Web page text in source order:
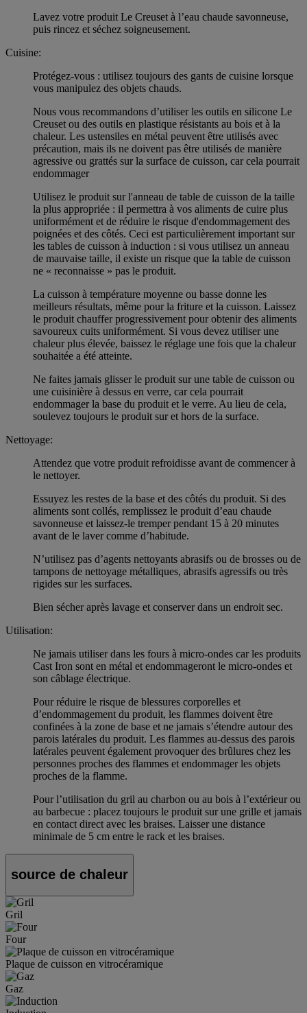
Lavez votre produit Le Creuset à l’eau chaude savonneuse,
puis rincez et séchez soigneusement.
Cuisine:
Protégez-vous : utilisez toujours des gants de cuisine lorsque
vous manipulez des objets chauds.
Nous vous recommandons d’utiliser les outils en silicone Le
Creuset ou des outils en plastique résistants au bois et à la
chaleur. Les ustensiles en métal peuvent être utilisés avec
précaution, mais ils ne doivent pas être utilisés de manière
agressive ou grattés sur la surface de cuisson, car cela pourrait
endommager
Utilisez le produit sur l'anneau de table de cuisson de la taille
la plus appropriée : il permettra à vos aliments de cuire plus
uniformément et de réduire le risque d'endommagement des
poignées et des côtés. Ceci est particulièrement important sur
les tables de cuisson à induction : si vous utilisez un anneau
de mauvaise taille, il existe un risque que la table de cuisson
ne « reconnaisse » pas le produit.
La cuisson à température moyenne ou basse donne les
meilleurs résultats, même pour la friture et la cuisson. Laissez
le produit chauffer progressivement pour obtenir des aliments
savoureux cuits uniformément. Si vous devez utiliser une
chaleur plus élevée, baissez le réglage une fois que la chaleur
souhaitée a été atteinte.
Ne faites jamais glisser le produit sur une table de cuisson ou
une cuisinière à dessus en verre, car cela pourrait
endommager la base du produit et le verre. Au lieu de cela,
soulevez toujours le produit sur et hors de la surface.
Nettoyage:
Attendez que votre produit refroidisse avant de commencer à
le nettoyer.
Essuyez les restes de la base et des côtés du produit. Si des
aliments sont collés, remplissez le produit d’eau chaude
savonneuse et laissez-le tremper pendant 15 à 20 minutes
avant de le laver comme d’habitude.
N’utilisez pas d’agents nettoyants abrasifs ou de brosses ou de
tampons de nettoyage métalliques, abrasifs agressifs ou très
rigides sur les surfaces.
Bien sécher après lavage et conserver dans un endroit sec.
Utilisation:
Ne jamais utiliser dans les fours à micro-ondes car les produits
Cast Iron sont en métal et endommageront le micro-ondes et
son câblage électrique.
Pour réduire le risque de blessures corporelles et
d’endommagement du produit, les flammes doivent être
confinées à la zone de base et ne jamais s’étendre autour des
parois latérales du produit. Les flammes au-dessus des parois
latérales peuvent également provoquer des brûlures chez les
personnes proches des flammes et endommager les objets
proches de la flamme.
Pour l’utilisation du gril au charbon ou au bois à l’extérieur ou
au barbecue : placez toujours le produit sur une grille et jamais
en contact direct avec les braises. Laisser une distance
minimale de 5 cm entre le rack et les braises.
source de chaleur
Gril
Four
Plaque de cuisson en vitrocéramique
Gaz